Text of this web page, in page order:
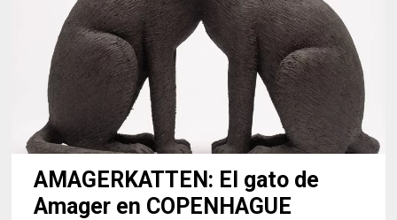
AMAGERKATTEN: El gato de
Amager en COPENHAGUE